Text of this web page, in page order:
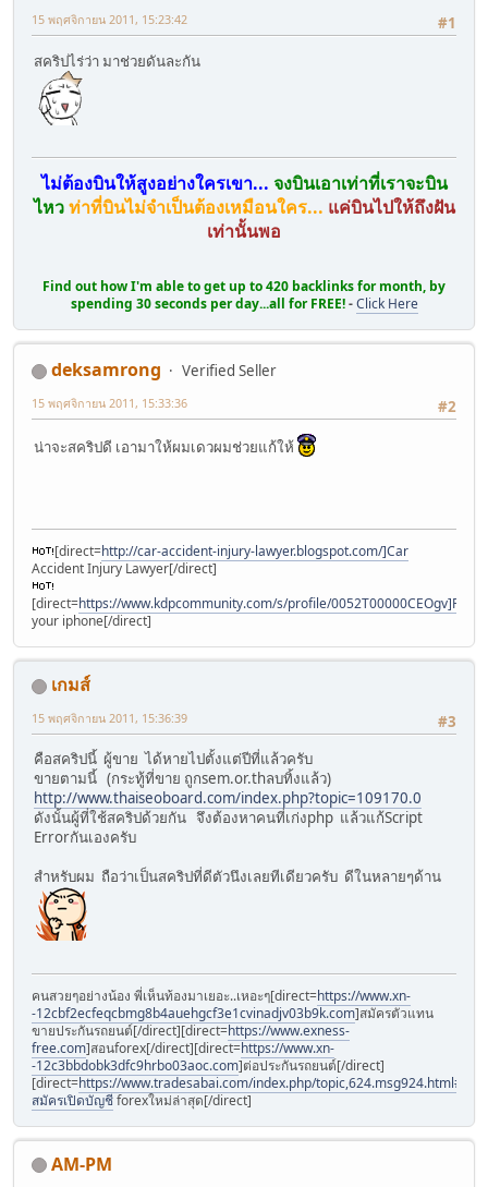
#1
15 พฤศจิกายน 2011, 15:23:42
สคริปไร่ว่า มาช่วยดันละกัน
ไม่ต้องบินให้สูงอย่างใครเขา... จงบินเอาเท่าที่เราจะบิน
ไหว ท่าที่บินไม่จำเป็นต้องเหมือนใคร... แค่บินไปให้ถึงฝัน
เท่านั้นพอ
Find out how I'm able to get up to 420 backlinks for month, by
spending 30 seconds per day...all for FREE!-Click Here
deksamrong
Verified Seller
#2
15 พฤศจิกายน 2011, 15:33:36
น่าจะสคริปดี เอามาให้ผมเดวผมช่วยแก้ให้
[direct=http://car-accident-injury-lawyer.blogspot.com/]Car
Accident Injury Lawyer[/direct]
[direct=https://www.kdpcommunity.com/s/profile/0052T00000CEOgv]Find
your iphone[/direct]
เกมส์
#3
15 พฤศจิกายน 2011, 15:36:39
คือสคริปนี้ ผู้ขาย ได้หายไปตั้งแต่ปีที่แล้วครับ
ขายตามนี้ (กระทู้ที่ขาย ถูกsem.or.thลบทิ้งแล้ว)
http://www.thaiseoboard.com/index.php?topic=109170.0
ดังนั้นผู้ที่ใช้สคริปด้วยกัน จึงต้องหาคนที่เก่งphp แล้วแก้Script
Errorกันเองครับ
สำหรับผม ถือว่าเป็นสคริปที่ดีตัวนึงเลยทีเดียวครับ ดีในหลายๆด้าน
คนสวยๆอย่างน้อง พี่เห็นท้องมาเยอะ..เหอะๆ[direct=https://www.xn-
-12cbf2ecfeqcbmg8b4auehgcf3e1cvinadjv03b9k.com]สมัครตัวแทน
ขายประกันรถยนต์[/direct][direct=https://www.exness-
free.com]สอนforex[/direct][direct=https://www.xn-
-12c3bbdobk3dfc9hrbo03aoc.com]ต่อประกันรถยนต์[/direct]
[direct=https://www.tradesabai.com/index.php/
สมัครเปิดบัญชีforexใหม่ล่าสุด[/direct]
AM-PM